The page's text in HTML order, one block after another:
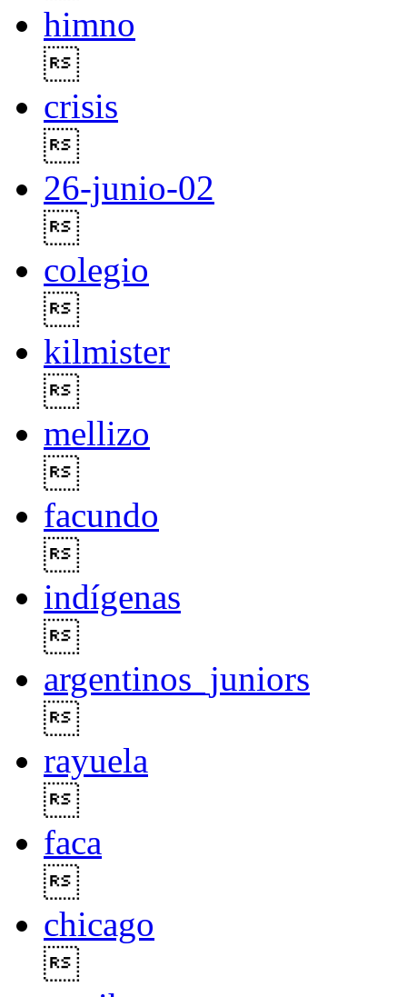
himno
crisis
26-junio-02
colegio
kilmister
mellizo
facundo
indígenas
argentinos_juniors
rayuela
faca
chicago